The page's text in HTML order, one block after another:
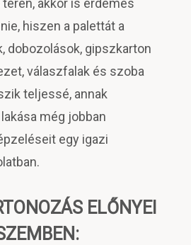
akkor is érdemes
hiszen a palettát a
dobozolások, gipszkarton
válaszfalak és szoba
teljessé, annak
még jobban
egy igazi
ELŐNYEI